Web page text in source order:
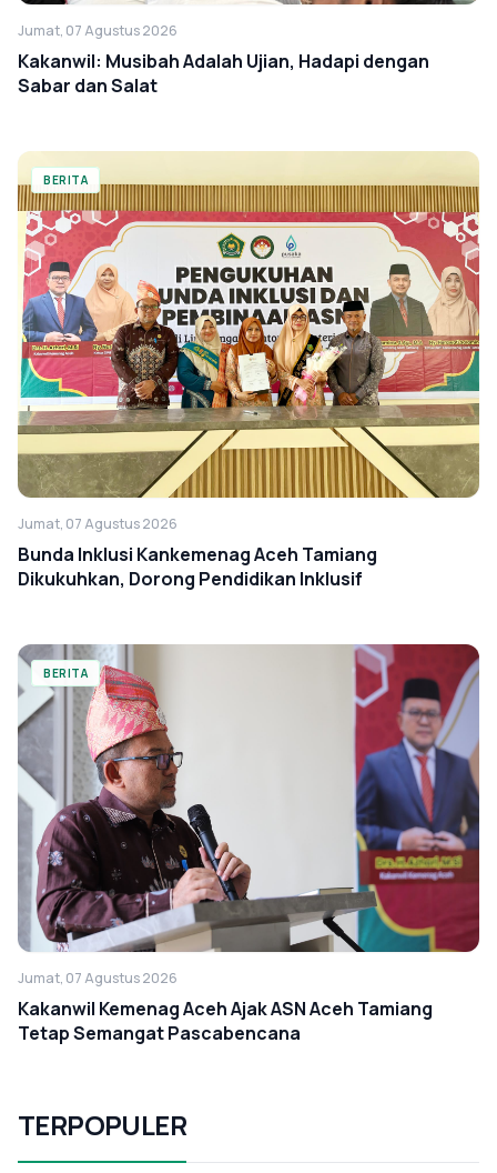
Jumat, 07 Agustus 2026
Kakanwil: Musibah Adalah Ujian, Hadapi dengan
Sabar dan Salat
BERITA
Jumat, 07 Agustus 2026
Bunda Inklusi Kankemenag Aceh Tamiang
Dikukuhkan, Dorong Pendidikan Inklusif
BERITA
Jumat, 07 Agustus 2026
Kakanwil Kemenag Aceh Ajak ASN Aceh Tamiang
Tetap Semangat Pascabencana
TERPOPULER